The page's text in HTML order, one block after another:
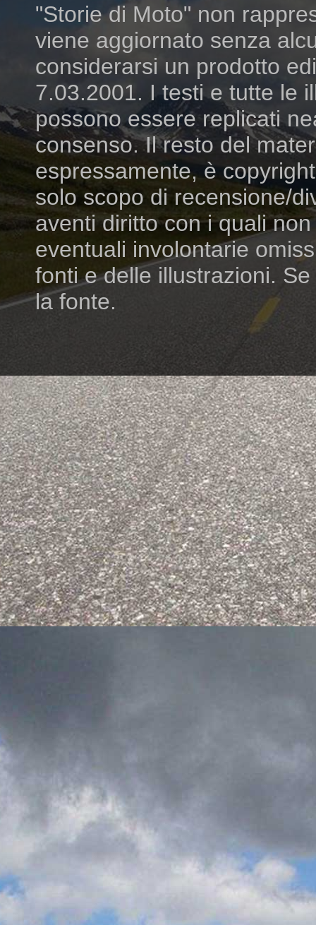
"Storie di Moto" non
viene aggiornato senza
considerarsi un prodotto
7.03.2001. I testi e tutte le
possono essere replicati
consenso. Il resto del
espressamente, è
solo scopo di recensione/
aventi diritto con i quali
eventuali involontarie
fonti e delle illustrazioni.
la fonte.